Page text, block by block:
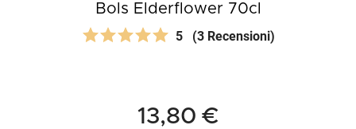
Bols Elderflower 70cl
5 (3 Recensioni)
13,80 €